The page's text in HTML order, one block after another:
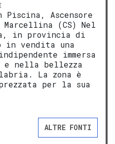
Piscina, Ascensore
(CS) Nel
in provincia di
in vendita una
immersa
nella bellezza
La zona è
per la sua
ALTRE FONTI